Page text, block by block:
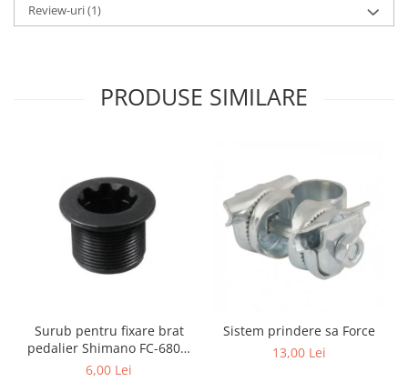
Review-uri(1)
PRODUSE SIMILARE
Surub pentru fixare brat
pedalier Shimano FC-6800,
M20
6,00 Lei
Sistem prindere sa Force
13,00 Lei